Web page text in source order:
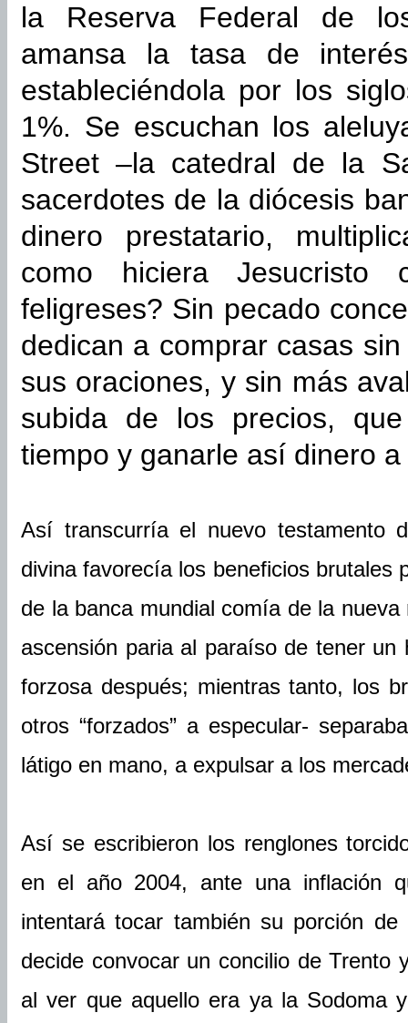
la Reserva Federal de
amansa la tasa de
estableciéndola por los
1%. Se escuchan los
Street –la catedral de la
sacerdotes de la diócesis
dinero prestatario,
como hiciera
feligreses? Sin pecado
dedican a comprar casas
sus oraciones, y sin más
subida de los precios,
tiempo y ganarle así dinero
Así transcurría el nuevo testamento
divina favorecía los beneficios brutales
de la banca mundial comía de la
ascensión paria al paraíso de tener
forzosa después; mientras tanto, los
otros “forzados” a especular-
látigo en mano, a expulsar a los
Así se escribieron los renglones
en el año 2004, ante una inflación
intentará tocar también su porción
decide convocar un concilio de Trento
al ver que aquello era ya la Sodoma